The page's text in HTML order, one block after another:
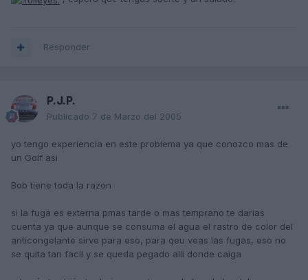
Responder
P.J.P.
Publicado 7 de Marzo del 2005
yo tengo experiencia en este problema ya que conozco mas de
un Golf asi
Bob tiene toda la razon
si la fuga es externa pmas tarde o mas temprano te darias
cuenta ya que aunque se consuma el agua el rastro de color del
anticongelante sirve para eso, para qeu veas las fugas, eso no
se quita tan facil y se queda pegado alli donde caiga